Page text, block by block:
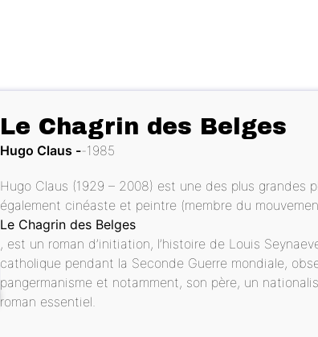
Le Chagrin des Belges
Hugo Claus 1985
Hugo Claus (1929 – 2008) est une des plus grandes
également cinéaste et peintre (membre du
Le Chagrin des Belges
, est un roman d’initiation, l’histoire de Louis
catholique pendant la Seconde Guerre mondiale,
pangermanisme et notamment, son père, un
roman essentiel.